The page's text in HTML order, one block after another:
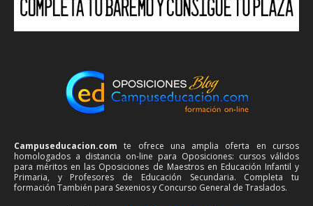
Campuseducacion.com te ofrece una amplia oferta en cursos
homologados a distancia on-line para Oposiciones: cursos válidos
para méritos en las Oposiciones de Maestros en Educación Infantil y
Primaria, y Profesores de Educación Secundaria. Completa tu
formación También para Sexenios y Concurso General de Traslados.